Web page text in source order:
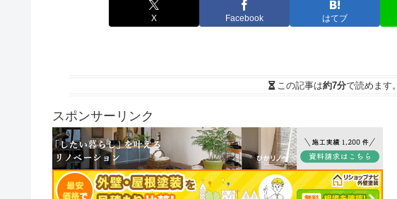
X Facebook はてブ
この記事は約7分で読めます。
スポンサーリンク